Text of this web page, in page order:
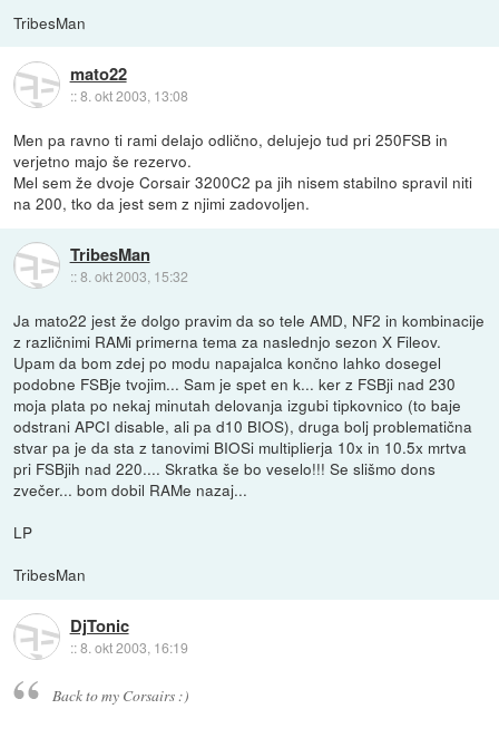
TribesMan
mato22
::8. okt 2003, 13:08
Men pa ravno ti rami delajo odlično, delujejo tud pri 250FSB in
verjetno majo še rezervo.
Mel sem že dvoje Corsair 3200C2 pa jih nisem stabilno spravil niti
na 200, tko da jest sem z njimi zadovoljen.
TribesMan
::8. okt 2003, 15:32
Ja mato22 jest že dolgo pravim da so tele AMD, NF2 in kombinacije
z različnimi RAMi primerna tema za naslednjo sezon X Fileov.
Upam da bom zdej po modu napajalca končno lahko dosegel
podobne FSBje tvojim... Sam je spet en k... ker z FSBji nad 230
moja plata po nekaj minutah delovanja izgubi tipkovnico (to baje
odstrani APCI disable, ali pa d10 BIOS), druga bolj problematična
stvar pa je da sta z tanovimi BIOSi multiplierja 10x in 10.5x mrtva
pri FSBjih nad 220.... Skratka še bo veselo!!! Se slišmo dons
zvečer... bom dobil RAMe nazaj...
LP
TribesMan
DjTonic
::8. okt 2003, 16:19
Back to my Corsairs :)